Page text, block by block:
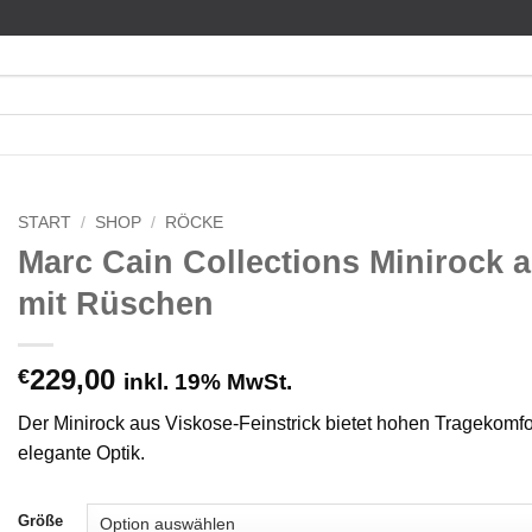
START / SHOP / RÖCKE
Marc Cain Collections Minirock
mit Rüschen
€229,00 inkl. 19% MwSt.
Der Minirock aus Viskose-Feinstrick bietet hohen
elegante Optik.
Größe